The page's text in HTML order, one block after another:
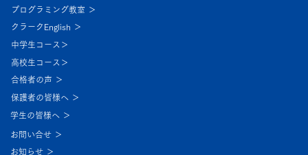
クラークEnglish ＞
プログラミング教室 ＞
中学生コース＞
高校生コース＞
合格者の声 ＞
保護者の皆様へ ＞
学生の皆様へ ＞
お問い合せ ＞
お知らせ ＞